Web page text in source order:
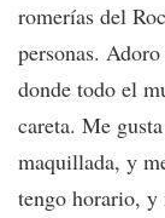
romerías del
personas.
donde todo el
careta. Me
maquillada, y
tengo horario, y